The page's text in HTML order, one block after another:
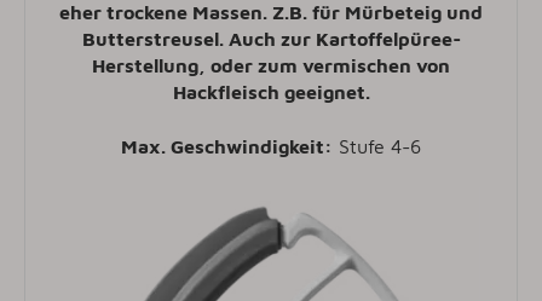
eher trockene Massen. Z.B. für Mürbeteig und
Butterstreusel. Auch zur Kartoffelpüree-
Herstellung, oder zum vermischen von
Hackfleisch geeignet.
Max. Geschwindigkeit: Stufe 4-6